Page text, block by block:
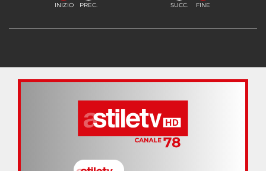
INIZIO PREC. SUCC. FINE